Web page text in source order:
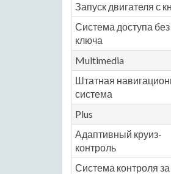
Запуск двигателя с
Система доступа без
ключа
Multimedia
Штатная
система
Plus
Адаптивный круиз-
контроль
Система контроля за